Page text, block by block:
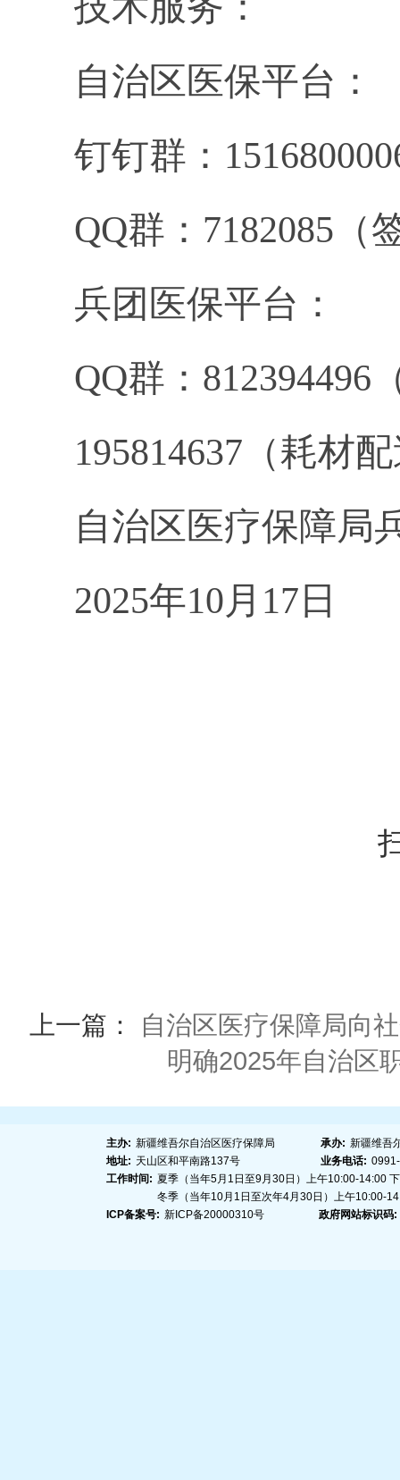
自治区医保平台：
钉钉群：
QQ群： 7182085 （
兵团医保平台：
QQ群： 812394496
195814637 （耗材
自治区医疗保障局
2025年10月 17 日
上一篇：
自治区医疗保障局向
明确2025年自治区
主办: 新疆维吾尔自治区医疗保障局 承办: 新疆维吾
地址: 天山区和平南路137号 业务电话:
工作时间: 夏季（当年5月1日至9月30日）上午10:00-14:00
冬季（当年10月1日至次年4月30日）上午10:00-
ICP备案号: 新ICP备20000310号 政府网站标识码: